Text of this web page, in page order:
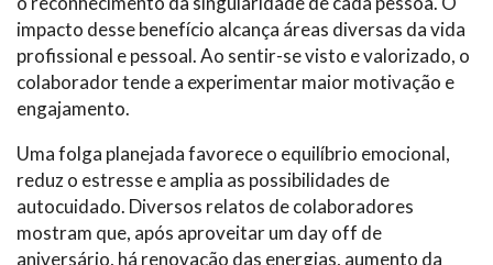
impacto desse benefício alcança áreas diversas da vida
profissional e pessoal. Ao sentir-se visto e valorizado, o
colaborador tende a experimentar maior motivação e
engajamento.
Uma folga planejada favorece o equilíbrio emocional,
reduz o estresse e amplia as possibilidades de
autocuidado. Diversos relatos de colaboradores
mostram que, após aproveitar um day off de
aniversário, há renovação das energias, aumento da